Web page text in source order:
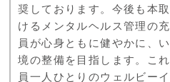
奨しております。今後も本
けるメンタルヘルス管理の
員が心身ともに健やかに、
境の整備を目指します。こ
員一人ひとりのウェルビー